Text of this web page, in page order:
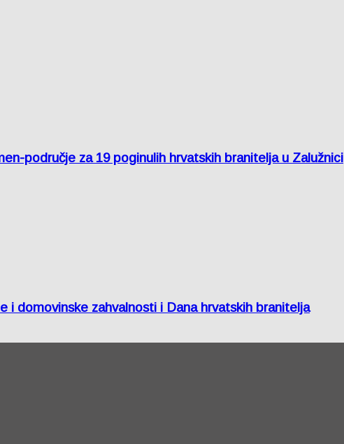
područje za 19 poginulih hrvatskih branitelja u Zalužnici
i domovinske zahvalnosti i Dana hrvatskih branitelja